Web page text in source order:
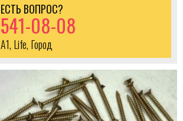
ЕСТЬ ВОПРОС?
541-08-08
A1, Life, Город